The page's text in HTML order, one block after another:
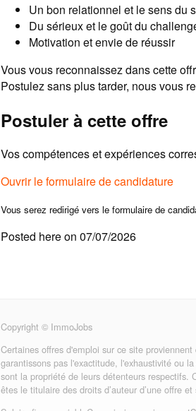
Un bon relationnel et le sens du
Du sérieux et le goût du
Motivation et envie de réussir
Vous vous reconnaissez dans cette
Postulez sans plus tarder, nous vous
Postuler à cette offre
Vos compétences et expériences
Ouvrir le formulaire de candidature
Vous serez redirigé vers le formulaire de
Posted here on 07/07/2026
Copyright © ImmoJobs
Certaines offres d'emploi sur ce site
garantissons pas l'exactitude, l'exhaustivité ou
sont la propriété de leurs détenteurs respectifs.
êtes le titulaire des droits d’auteur d’une offre